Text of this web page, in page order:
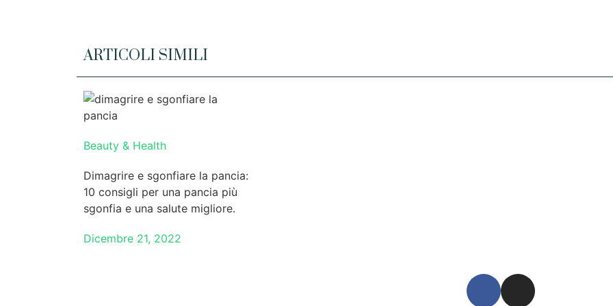
ARTICOLI SIMILI
Beauty & Health
Dimagrire e sgonfiare la pancia:
10 consigli per una pancia più
sgonfia e una salute migliore.
Dicembre 21, 2022